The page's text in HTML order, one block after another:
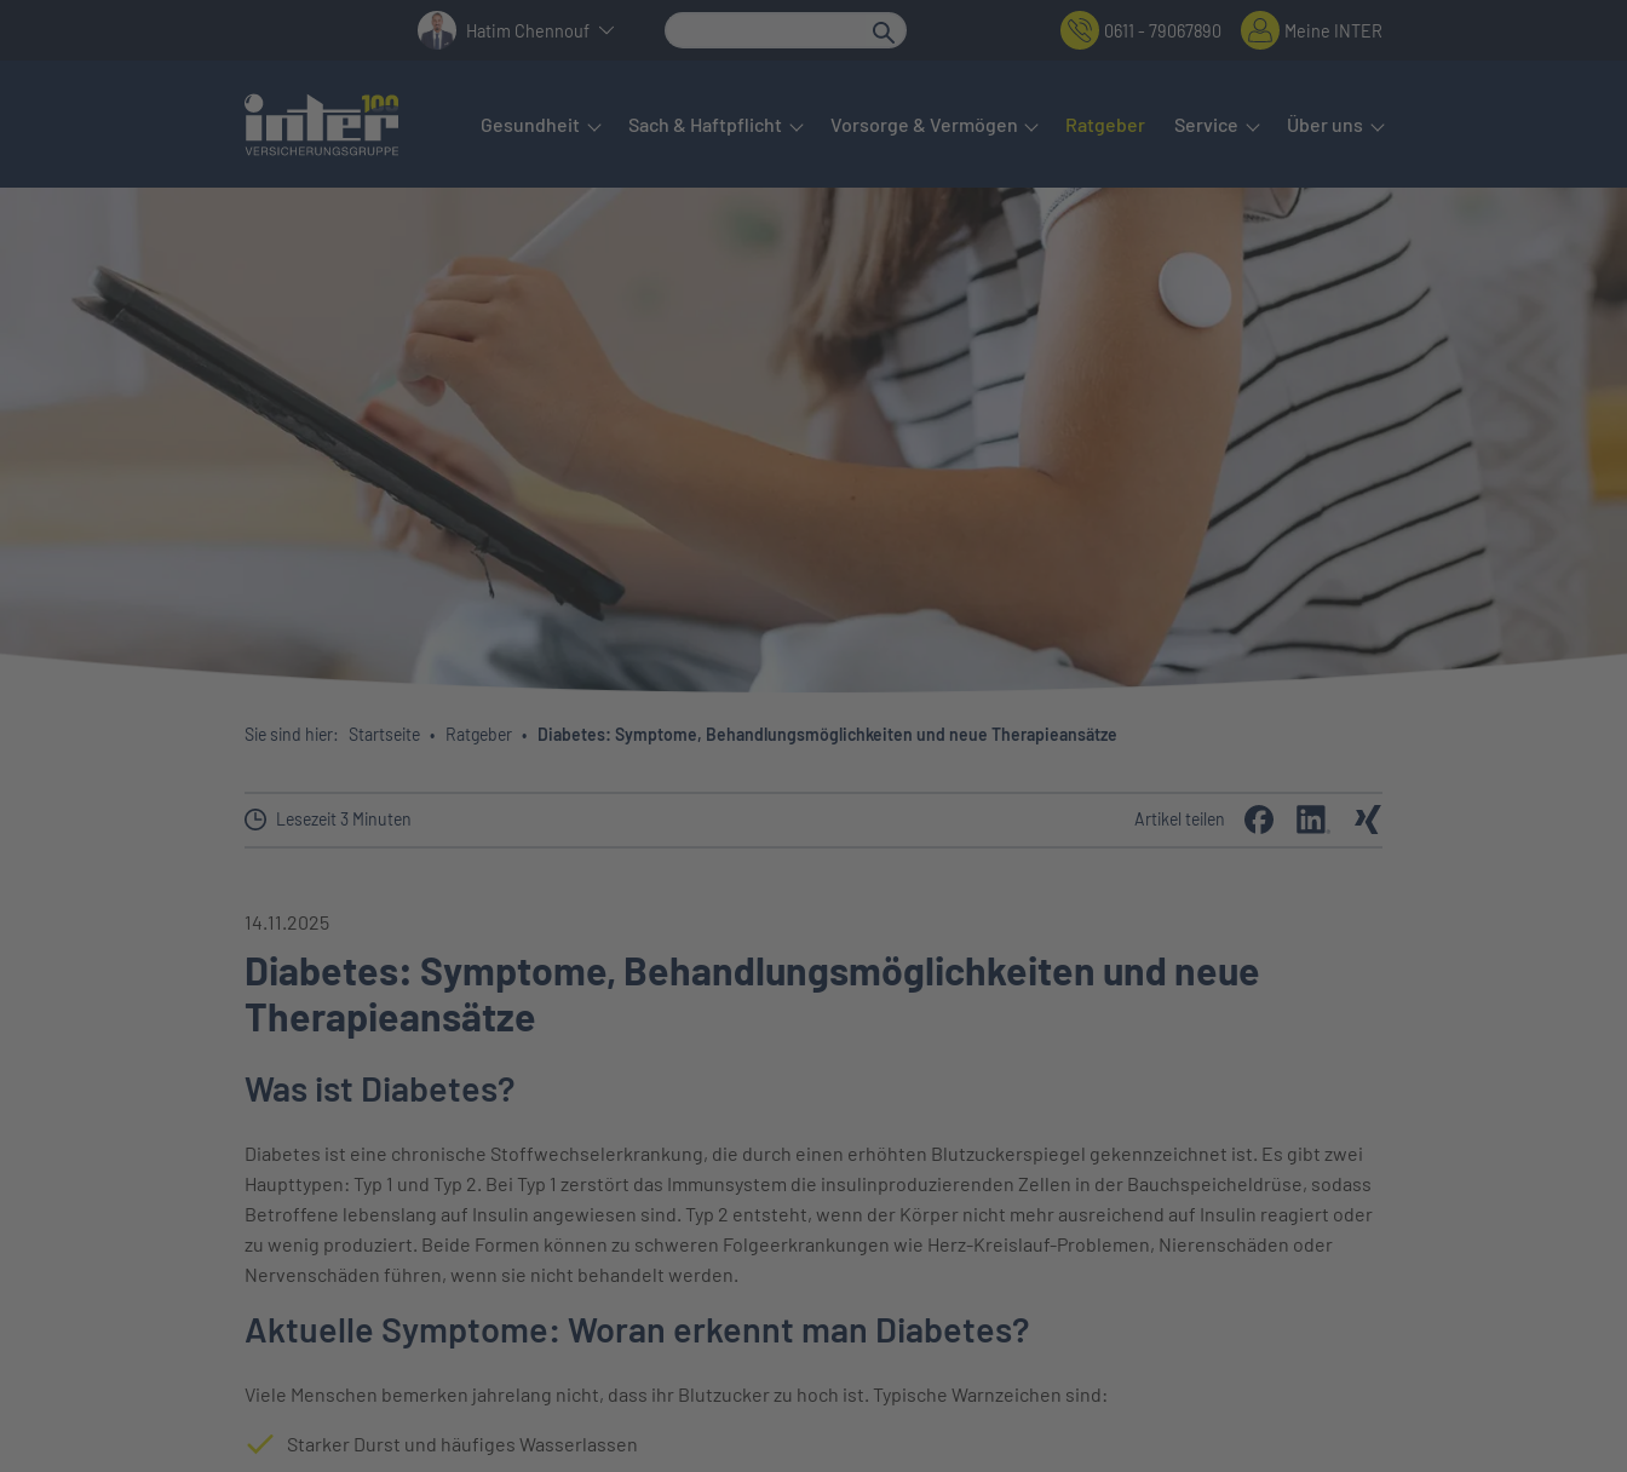
Hatim Chennouf 0611 - 79067890 Meine INTER
Hier befindet sich das Hauptmenü. Dieses lässt sich per Tab steuern. Untermenüs öffnet man mit der Leertaste oder Pfeil nach unten.
Gesundheit Sach & Haftpflicht Vorsorge & Vermögen Ratgeber Service Über uns
Sie sind hier: Startseite Ratgeber Diabetes: Symptome, Behandlungsmöglichkeiten und neue Therapieansätze
Lesezeit 3 Minuten Artikel teilen
14.11.2025
Diabetes: Symptome, Behandlungsmöglichkeiten und neue
Therapieansätze
Was ist Diabetes?
Diabetes ist eine chronische Stoffwechselerkrankung, die durch einen erhöhten Blutzuckerspiegel gekennzeichnet ist. Es gibt zwei
Haupttypen: Typ 1 und Typ 2. Bei Typ 1 zerstört das Immunsystem die insulinproduzierenden Zellen in der Bauchspeicheldrüse, sodass
Betroffene lebenslang auf Insulin angewiesen sind. Typ 2 entsteht, wenn der Körper nicht mehr ausreichend auf Insulin reagiert oder
zu wenig produziert. Beide Formen können zu schweren Folgeerkrankungen wie Herz-Kreislauf-Problemen, Nierenschäden oder
Nervenschäden führen, wenn sie nicht behandelt werden.
Aktuelle Symptome: Woran erkennt man Diabetes?
Viele Menschen bemerken jahrelang nicht, dass ihr Blutzucker zu hoch ist. Typische Warnzeichen sind:
Starker Durst und häufiges Wasserlassen